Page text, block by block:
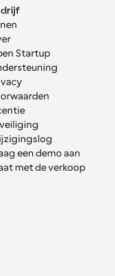
Startup
een demo aan
met de verkoop